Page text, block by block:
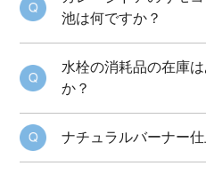
池は何ですか？
水栓の消耗品の在庫
か？
ナチュラルバーナー